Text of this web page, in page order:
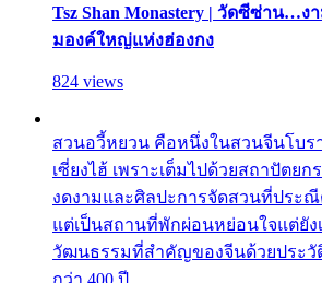
Tsz Shan Monastery | วัดซีซ่าน…ง
มองค์ใหญ่แห่งฮ่องกง
824 views
สวนอวี้หยวน คือหนึ่งในสวนจีนโบ
เซี่ยงไฮ้ เพราะเต็มไปด้วยสถาปัตย
งดงามและศิลปะการจัดสวนที่ประณี
แต่เป็นสถานที่พักผ่อนหย่อนใจแต่ยัง
วัฒนธรรมที่สำคัญของจีนด้วยประวั
กว่า 400 ปี